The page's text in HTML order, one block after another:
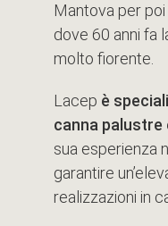
Mantova per
dove 60 anni fa
molto fiorente.
Lacep è
canna palustre
sua esperienza
garantire
realizzazioni in